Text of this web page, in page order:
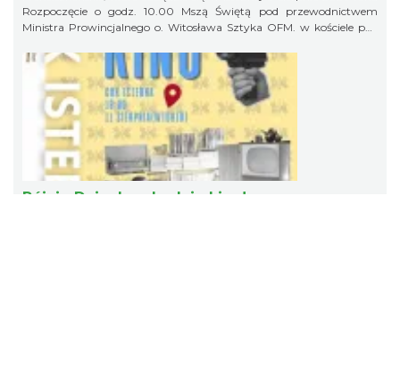
Rozpoczęcie o godz. 10.00 Mszą Świętą pod przewodnictwem
Ministra Prowincjalnego o. Witosława Sztyka OFM. w kościele pw.
konferencję: „Franciszkowa droga Kościoła” Piknik w Amfiteatrze
pod Skocznią rozpoczynamy o godz. 12.00
Pójcie Dziecka – będzie kino!